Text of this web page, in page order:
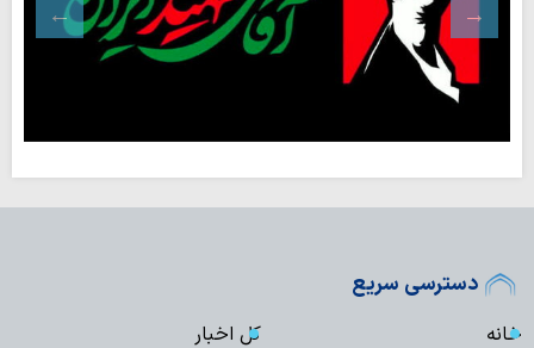
دسترسی سریع
خانه
کل اخبار